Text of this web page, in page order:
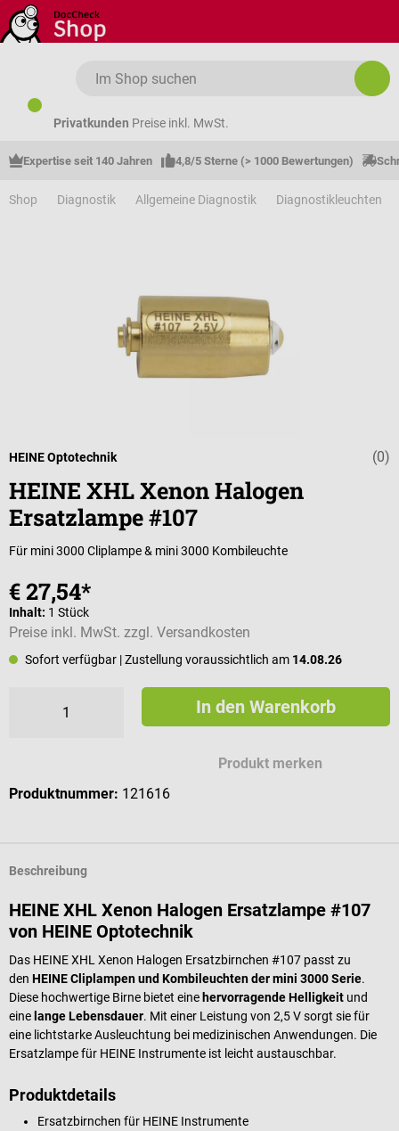
Zum Hauptinhalt springen
Privatkunden Preise inkl. MwSt.
Expertise seit 140 Jahren 4,8/5 Sterne (> 1000 Bewertungen)
Shop Diagnostik Allgemeine Diagnostik Diagnostikleuchten
(0)
HEINE Optotechnik
HEINE XHL Xenon Halogen
Ersatzlampe #107
Für mini 3000 Cliplampe & mini 3000 Kombileuchte
€ 27,54*
Inhalt: 1 Stück
Preise inkl. MwSt. zzgl. Versandkosten
Sofort verfügbar | Zustellung voraussichtlich am 14.08.26
In den Warenkorb
Produkt merken
Produktnummer: 121616
Beschreibung
HEINE XHL Xenon Halogen Ersatzlampe #107
von HEINE Optotechnik
Das HEINE XHL Xenon Halogen Ersatzbirnchen #107 passt zu
den HEINE Cliplampen und Kombileuchten der mini 3000 Serie.
Diese hochwertige Birne bietet eine hervorragende Helligkeit und
eine lange Lebensdauer. Mit einer Leistung von 2,5 V sorgt sie für
eine lichtstarke Ausleuchtung bei medizinischen Anwendungen. Die
Ersatzlampe für HEINE Instrumente ist leicht austauschbar.
Produktdetails
Ersatzbirnchen für HEINE Instrumente